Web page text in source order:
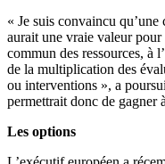
« Je suis convaincu
aurait une vraie valeur pour
commun des ressources, à
de la multiplication des
ou interventions », a
permettrait donc de gagner
Les options